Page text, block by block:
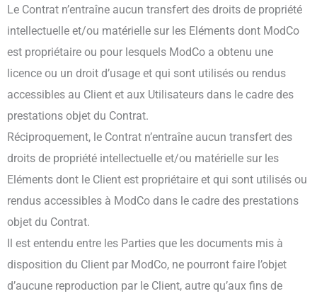
Le Contrat n’entraîne aucun transfert des droits de propriété
intellectuelle et/ou matérielle sur les Eléments dont ModCo
est propriétaire ou pour lesquels ModCo a obtenu une
licence ou un droit d’usage et qui sont utilisés ou rendus
accessibles au Client et aux Utilisateurs dans le cadre des
prestations objet du Contrat.
Réciproquement, le Contrat n’entraîne aucun transfert des
droits de propriété intellectuelle et/ou matérielle sur les
Eléments dont le Client est propriétaire et qui sont utilisés ou
rendus accessibles à ModCo dans le cadre des prestations
objet du Contrat.
Il est entendu entre les Parties que les documents mis à
disposition du Client par ModCo, ne pourront faire l’objet
d’aucune reproduction par le Client, autre qu’aux fins de